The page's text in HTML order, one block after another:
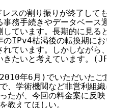
の割り振りが終了しても、すで
務手続きやデータベース運用費用
ています。長期的に見ると、事務
IPv4枯渇後の転換期においては
ています。しかしながら、かかる
たいと考えています。(JPNIC)
年6月)でいただいたご意見への
、学術機関など非営利組織に対し
たが、今回の料金案に反映されて
教えてほしい。